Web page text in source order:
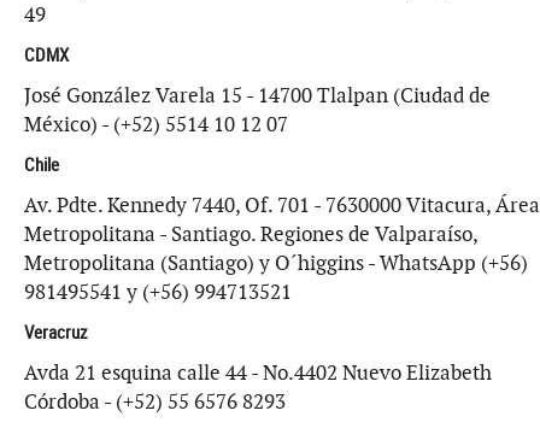
49
CDMX
José González Varela 15 - 14700 Tlalpan (Ciudad de
México) - (+52) 5514 10 12 07
Chile
Av. Pdte. Kennedy 7440, Of. 701 - 7630000 Vitacura, Área
Metropolitana - Santiago. Regiones de Valparaíso,
Metropolitana (Santiago) y O´higgins - WhatsApp (+56)
981495541 y (+56) 994713521
Veracruz
Avda 21 esquina calle 44 - No.4402 Nuevo Elizabeth
Córdoba - (+52) 55 6576 8293